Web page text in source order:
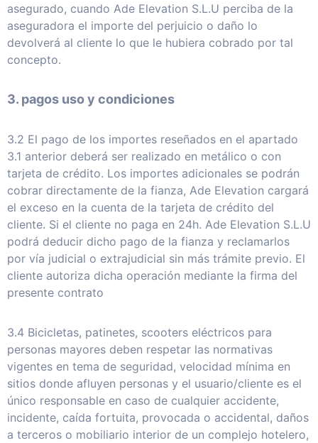
asegurado, cuando Ade Elevation S.L.U perciba de la
aseguradora el importe del perjuicio o daño lo
devolverá al cliente lo que le hubiera cobrado por tal
concepto.
3. pagos uso y condiciones
3.2 El pago de los importes reseñados en el apartado
3.1 anterior deberá ser realizado en metálico o con
tarjeta de crédito. Los importes adicionales se podrán
cobrar directamente de la fianza, Ade Elevation cargará
el exceso en la cuenta de la tarjeta de crédito del
cliente. Si el cliente no paga en 24h. Ade Elevation S.L.U
podrá deducir dicho pago de la fianza y reclamarlos
por vía judicial o extrajudicial sin más trámite previo. El
cliente autoriza dicha operación mediante la firma del
presente contrato
3.4 Bicicletas, patinetes, scooters eléctricos para
personas mayores deben respetar las normativas
vigentes en tema de seguridad, velocidad mínima en
sitios donde afluyen personas y el usuario/cliente es el
único responsable en caso de cualquier accidente,
incidente, caída fortuita, provocada o accidental, daños
a terceros o mobiliario interior de un complejo hotelero,